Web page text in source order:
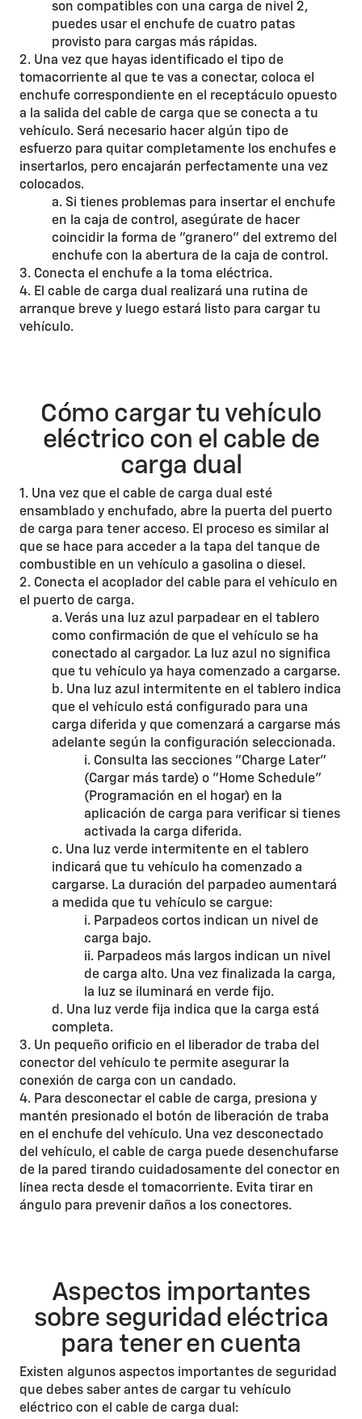
son compatibles con una carga de nivel 2,
puedes usar el enchufe de cuatro patas
provisto para cargas más rápidas.
2. Una vez que hayas identificado el tipo de
tomacorriente al que te vas a conectar, coloca el
enchufe correspondiente en el receptáculo opuesto
a la salida del cable de carga que se conecta a tu
vehículo. Será necesario hacer algún tipo de
esfuerzo para quitar completamente los enchufes e
insertarlos, pero encajarán perfectamente una vez
colocados.
a. Si tienes problemas para insertar el enchufe
en la caja de control, asegúrate de hacer
coincidir la forma de "granero" del extremo del
enchufe con la abertura de la caja de control.
3. Conecta el enchufe a la toma eléctrica.
4. El cable de carga dual realizará una rutina de
arranque breve y luego estará listo para cargar tu
vehículo.
Cómo cargar tu vehículo
eléctrico con el cable de
carga dual
1. Una vez que el cable de carga dual esté
ensamblado y enchufado, abre la puerta del puerto
de carga para tener acceso. El proceso es similar al
que se hace para acceder a la tapa del tanque de
combustible en un vehículo a gasolina o diesel.
2. Conecta el acoplador del cable para el vehículo en
el puerto de carga.
a. Verás una luz azul parpadear en el tablero
como confirmación de que el vehículo se ha
conectado al cargador. La luz azul no significa
que tu vehículo ya haya comenzado a cargarse.
b. Una luz azul intermitente en el tablero indica
que el vehículo está configurado para una
carga diferida y que comenzará a cargarse más
adelante según la configuración seleccionada.
i. Consulta las secciones "Charge Later"
(Cargar más tarde) o "Home Schedule"
(Programación en el hogar) en la
aplicación de carga para verificar si tienes
activada la carga diferida.
c. Una luz verde intermitente en el tablero
indicará que tu vehículo ha comenzado a
cargarse. La duración del parpadeo aumentará
a medida que tu vehículo se cargue:
i. Parpadeos cortos indican un nivel de
carga bajo.
ii. Parpadeos más largos indican un nivel
de carga alto. Una vez finalizada la carga,
la luz se iluminará en verde fijo.
d. Una luz verde fija indica que la carga está
completa.
3. Un pequeño orificio en el liberador de traba del
conector del vehículo te permite asegurar la
conexión de carga con un candado.
4. Para desconectar el cable de carga, presiona y
mantén presionado el botón de liberación de traba
en el enchufe del vehículo. Una vez desconectado
del vehículo, el cable de carga puede desenchufarse
de la pared tirando cuidadosamente del conector en
línea recta desde el tomacorriente. Evita tirar en
ángulo para prevenir daños a los conectores.
Aspectos importantes
sobre seguridad eléctrica
para tener en cuenta
Existen algunos aspectos importantes de seguridad
que debes saber antes de cargar tu vehículo
eléctrico con el cable de carga dual: